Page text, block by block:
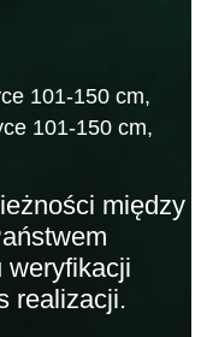
101-150 cm,
101-150 cm,
między
weryfikacji
realizacji.